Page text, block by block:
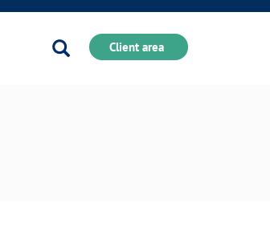
Search Client area